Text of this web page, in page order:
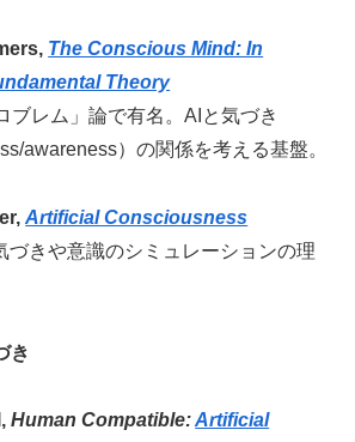
The Conscious Mind: In
Theory
ブレム」論で有名。AIと気づき
awareness）の関係を考える基盤。
Artificial Consciousness
づきや意識のシミュレーションの理
き
Human Compatible:Artificial